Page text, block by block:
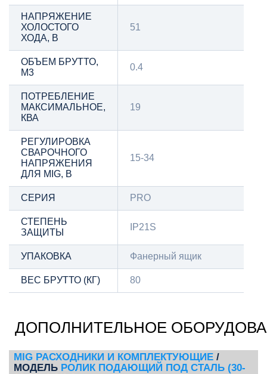
НАПРЯЖЕНИЕ
ХОЛОСТОГО
ХОДА, В
51
ОБЪЕМ БРУТТО,
М3
0.4
ПОТРЕБЛЕНИЕ
МАКСИМАЛЬНОЕ,
КВА
19
РЕГУЛИРОВКА
СВАРОЧНОГО
НАПРЯЖЕНИЯ
ДЛЯ MIG, В
15-34
СЕРИЯ PRO
СТЕПЕНЬ
ЗАЩИТЫ
IP21S
УПАКОВКА Фанерный ящик
ВЕС БРУТТО (КГ) 80
ДОПОЛНИТЕЛЬНОЕ
MIG РАСХОДНИКИ И КОМПЛЕКТУЮЩИЕ /
МОДЕЛЬ РОЛИК ПОДАЮЩИЙ ПОД СТАЛЬ (30-